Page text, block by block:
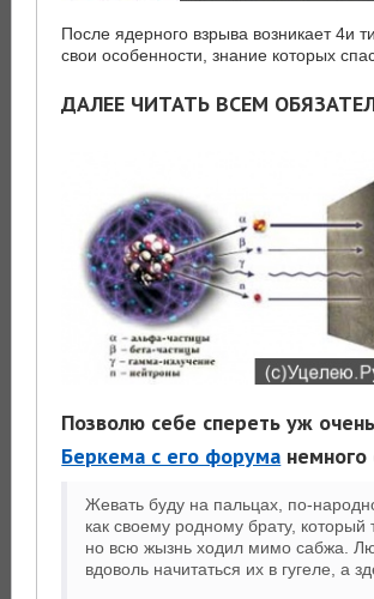
После ядерного взрыва возникает 4и
свои особенности, знание которых
ДАЛЕЕ ЧИТАТЬ ВСЕМ
Позволю себе спереть уж
Беркема с его форума немного
Жевать буду на пальцах, по-
как своему родному брату,
но всю жызнь ходил мимо сабжа.
вдоволь начитаться их в гугеле, а